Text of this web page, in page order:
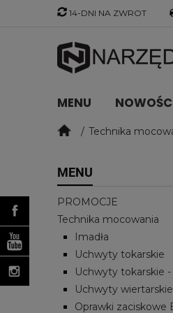
14-DNI NA ZWROT
MENU
Technika
MENU
PROMOCJE
Technika mocowania
Imadła
Uchwyty tokarskie
Uchwyty tokarskie -
Uchwyty wiertarskie
Oprawki zaciskowe